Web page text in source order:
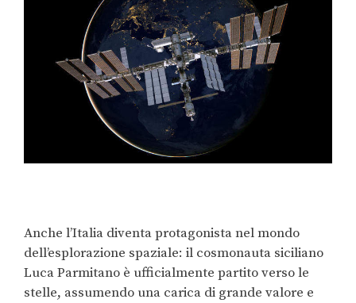
Anche l’Italia diventa protagonista nel mondo
dell’esplorazione spaziale: il cosmonauta siciliano
Luca Parmitano è ufficialmente partito verso le
stelle, assumendo una carica di grande valore e